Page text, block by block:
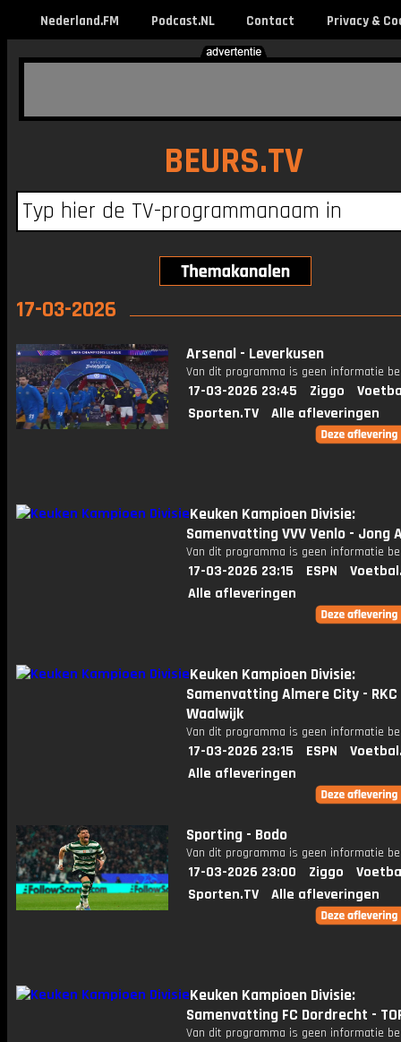
Nederland.FM Podcast.NL Contact Privacy &
BEURS.TV
17-03-2026
Arsenal - Leverkusen
Van dit programma is geen informatie
17-03-2026 23:45 Ziggo
Sporten.TV
Alle afleveringen
Keuken Kampioen Divisie:
Samenvatting VVV Venlo - Jong
Van dit programma is geen informatie
17-03-2026 23:15 ESPN
Alle afleveringen
Keuken Kampioen Divisie:
Samenvatting Almere City - RKC
Waalwijk
Van dit programma is geen informatie
17-03-2026 23:15 ESPN
Alle afleveringen
Sporting - Bodo
Van dit programma is geen informatie
17-03-2026 23:00 Ziggo
Sporten.TV
Alle afleveringen
Keuken Kampioen Divisie:
Samenvatting FC Dordrecht -
Van dit programma is geen informatie